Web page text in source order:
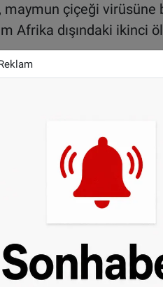
maymun çiçeği virüsüne
Afrika dışındaki ikinci
son raporunda
hastadan 120'si
maymun çiçeği
23 Temmuz'da başta
çiçeği salgınını
açıklamada, 78
yüzde 70'ini